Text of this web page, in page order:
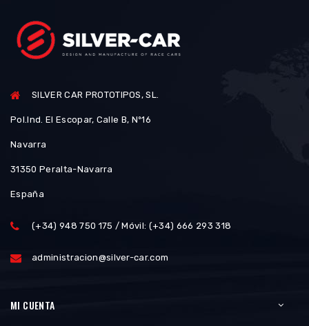
SILVER CAR PROTOTIPOS, SL.
Pol.Ind. El Escopar, Calle B, Nº16
Navarra
31350 Peralta-Navarra
España
(+34) 948 750 175 / Móvil: (+34) 666 293 318
administracion@silver-car.com
MI CUENTA